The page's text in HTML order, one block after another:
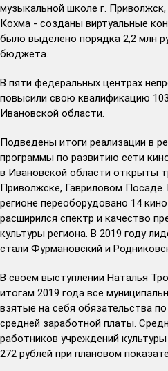
музыкальной школе г.
Кохма - созданы виртуальные
было выделено порядка 2,2 млн
бюджета.
В пяти федеральных центрах
повысили свою квалификацию
Ивановской области.
Подведены итоги реализации в
программы по развитию сети
в Ивановской области открыты
Приволжске, Гавриловом Посаде.
регионе переоборудовано 14
расширился спектр и качество
культуры региона. В 2019 году
стали Фурмановский и
В своем выступлении Наталья
итогам 2019 года все
взятые на себя обязательства
средней заработной платы.
работников учреждений
272 рублей при плановом